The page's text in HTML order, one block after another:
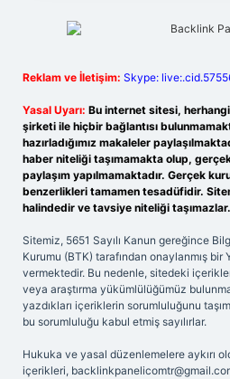
Reklam ve İletişim: Skype:
Yasal Uyarı: Bu internet sitesi,
şirketi ile hiçbir bağlantısı
hazırladığımız makaleler
haber niteliği taşımamakta olup,
paylaşım yapılmamaktadır. Gerçek
benzerlikleri tamamen tesadüfidir.
halindedir ve tavsiye niteliği taşımazlar.
Sitemiz, 5651 Sayılı Kanun gereğince
Kurumu (BTK) tarafından onaylanmış bir
vermektedir. Bu nedenle, sitedeki
veya araştırma yükümlülüğümüz
yazdıkları içeriklerin sorumluluğunu
bu sorumluluğu kabul etmiş sayılırlar.
Hukuka ve yasal düzenlemelere aykırı
içerikleri,